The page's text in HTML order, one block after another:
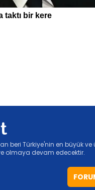
beri Türkiye'nin en büyük ve
olmaya devam edecektir.